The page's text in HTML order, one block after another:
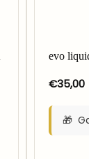
evo
€35,00